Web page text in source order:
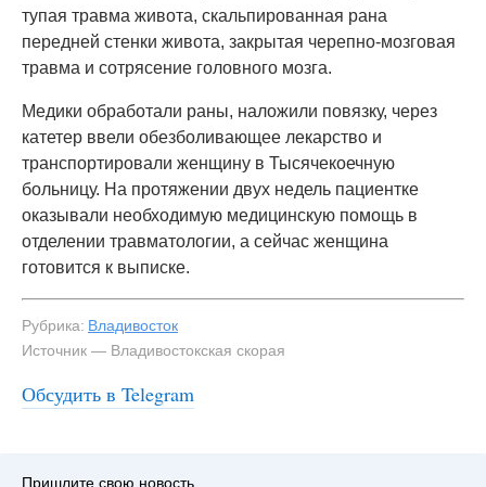
тупая травма живота, скальпированная рана
передней стенки живота, закрытая черепно-мозговая
травма и сотрясение головного мозга.
Медики обработали раны, наложили повязку, через
катетер ввели обезболивающее лекарство и
транспортировали женщину в Тысячекоечную
больницу. На протяжении двух недель пациентке
оказывали необходимую медицинскую помощь в
отделении травматологии, а сейчас женщина
готовится к выписке.
Рубрика: Владивосток
Источник — Владивостокская скорая
Обсудить в Telegram
Пришлите свою новость